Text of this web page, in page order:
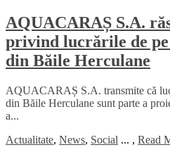
AQUACARAȘ S.A.
privind lucrările de pe
din Băile Herculane
AQUACARAȘ S.A. transmite că
din Băile Herculane sunt parte a
a...
Actualitate, News, Social ... , Read